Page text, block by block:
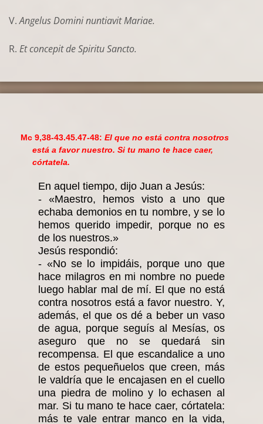
V.Angelus Domini nuntiavit Mariae.
R. Et concepit de Spiritu Sancto.
Mc 9,38-43.45.47-48: El que no está contra nosotros
está a favor nuestro. Si tu mano te hace caer,
córtatela.
En aquel tiempo, dijo Juan a Jesús:
- «Maestro, hemos visto a uno que
echaba demonios en tu nombre, y se lo
hemos querido impedir, porque no es
de los nuestros.»
Jesús respondió:
- «No se lo impidáis, porque uno que
hace milagros en mi nombre no puede
luego hablar mal de mí. El que no está
contra nosotros está a favor nuestro. Y,
además, el que os dé a beber un vaso
de agua, porque seguís al Mesías, os
aseguro que no se quedará sin
recompensa. El que escandalice a uno
de estos pequeñuelos que creen, más
le valdría que le encajasen en el cuello
una piedra de molino y lo echasen al
mar. Si tu mano te hace caer, córtatela:
más te vale entrar manco en la vida,